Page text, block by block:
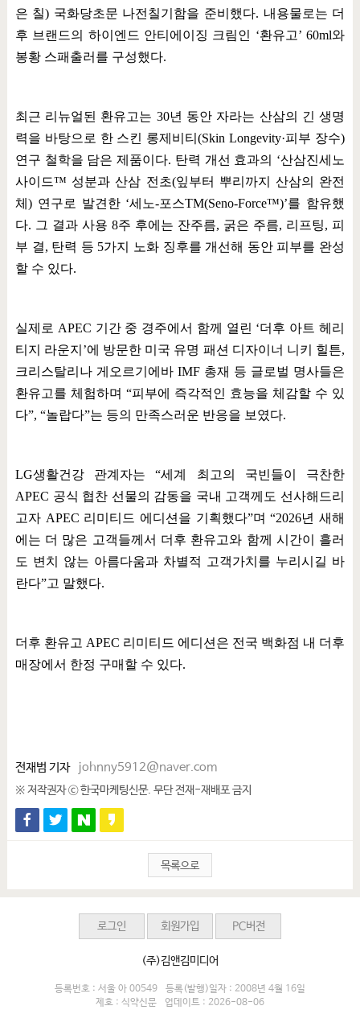
은 칠) 국화당초문 나전칠기함을 준비했다. 내용물로는 더
후 브랜드의 하이엔드 안티에이징 크림인 ‘환유고’ 60ml와
봉황 스패출러를 구성했다.
최근 리뉴얼된 환유고는 30년 동안 자라는 산삼의 긴 생명
력을 바탕으로 한 스킨 롱제비티(Skin Longevity·피부 장수)
연구 철학을 담은 제품이다. 탄력 개선 효과의 ‘산삼진세노
사이드™ 성분과 산삼 전초(잎부터 뿌리까지 산삼의 완전
체 ) 연구로 발견한 ‘세노-포스TM(Seno-Force™)’를 함유했
다. 그 결과 사용 8주 후에는 잔주름, 굵은 주름, 리프팅, 피
부 결, 탄력 등 5가지 노화 징후를 개선해 동안 피부를 완성
할 수 있다.
실제로 APEC 기간 중 경주에서 함께 열린 ‘더후 아트 헤리
티지 라운지 ’에 방문한 미국 유명 패션 디자이너 니키 힐튼,
크리스탈리나 게오르기에바 IMF 총재 등 글로벌 명사들은
환유고를 체험하며 “피부에 즉각적인 효능을 체감할 수 있
다”, “놀랍다”는 등의 만족스러운 반응을 보였다.
LG생활건강 관계자는“세계 최고의 국빈들이 극찬한
APEC 공식 협찬 선물의 감동을 국내 고객께도 선사해드리
고자 APEC 리미티드 에디션을 기획했다”며“2026년 새해
에는 더 많은 고객들께서 더후 환유고와 함께 시간이 흘러
도 변치 않는 아름다움과 차별적 고객가치를 누리시길 바
란다”고 말했다.
더후 환유고 APEC 리미티드 에디션은 전국 백화점 내 더후
매장에서 한정 구매할 수 있다.
전재범 기자 johnny5912@naver.com
※ 저작권자 ⓒ 한국마케팅신문. 무단 전재-재배포 금지
목록으로
로그인 회원가입 PC버전
(주)김앤김미디어
등록번호 : 서울 아 00549
등록(발행)일자 : 2008년 4월 16일
제호 : 식약신문
업데이트 : 2026-08-06